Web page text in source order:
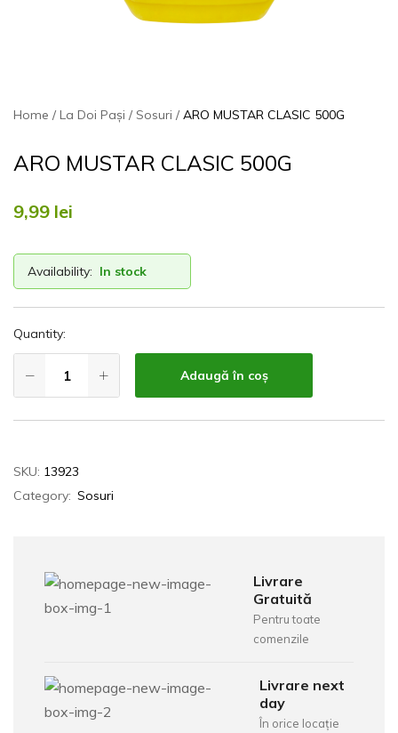
Home La Doi Pași Sosuri ARO MUSTAR CLASIC 500G
ARO MUSTAR CLASIC 500G
9,99 lei
Availability: In stock
Quantity:
Adaugă în coș
SKU: 13923
Category: Sosuri
Livrare
Gratuită
Pentru toate
comenzile
Livrare next
day
În orice locație